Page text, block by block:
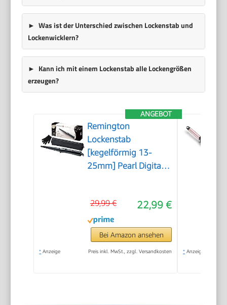
Was ist der Unterschied zwischen Lockenstab und
Lockenwicklern?
Kann ich mit einem Lockenstab alle Lockengrößen
erzeugen?
ANGEBOT
Remington
Lockenstab
[kegelförmig 13-
25mm] Pearl Digital
mit echten Perlen)
LCD-Display 130-
210°C,
Hitzehandschuh,
22,99 €
29,99 €
Bei Amazon ansehen
* Anzeige Preis inkl. MwSt., zzgl. Versandkosten * Anzeige